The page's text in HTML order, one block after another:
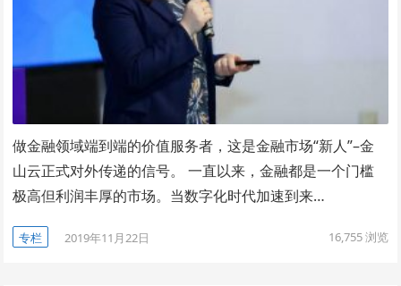
做金融领域端到端的价值服务者，这是金融市场“新人”–金
山云正式对外传递的信号。 一直以来，金融都是一个门槛
极高但利润丰厚的市场。当数字化时代加速到来…
专栏 2019年11月22日 16,755浏览